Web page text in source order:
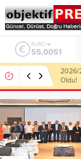
ALTIN
6.584,66
Yemek